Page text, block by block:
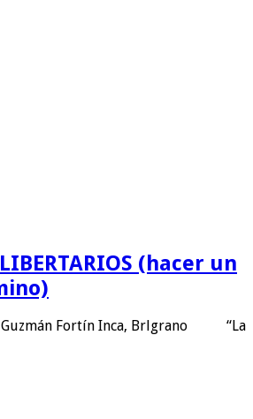
(hacer un
Guzmán Fortín Inca, Brlgrano “La